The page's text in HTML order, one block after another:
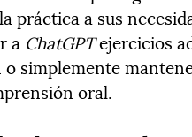
práctica a sus
a ChatGPTejercicios
simplemente
oral.